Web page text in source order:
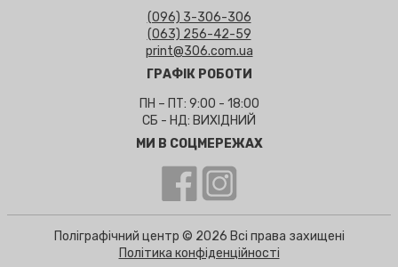
(096) 3-306-306
(063) 256-42-59
print@306.com.ua
ГРАФІК РОБОТИ
ПН – ПТ: 9:00 - 18:00
СБ - НД: ВИХІДНИЙ
МИ В СОЦМЕРЕЖАХ
Поліграфічний центр © 2026 Всі права захищені
Політика конфіденційності